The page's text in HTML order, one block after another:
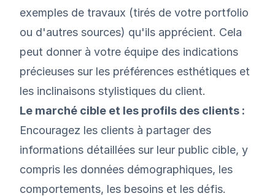
exemples de travaux (tirés de votre portfolio
ou d'autres sources) qu'ils apprécient. Cela
peut donner à votre équipe des indications
précieuses sur les préférences esthétiques et
les inclinaisons stylistiques du client.
Le marché cible et les profils des clients :
Encouragez les clients à partager des
informations détaillées sur leur public cible, y
compris les données démographiques, les
comportements, les besoins et les défis.